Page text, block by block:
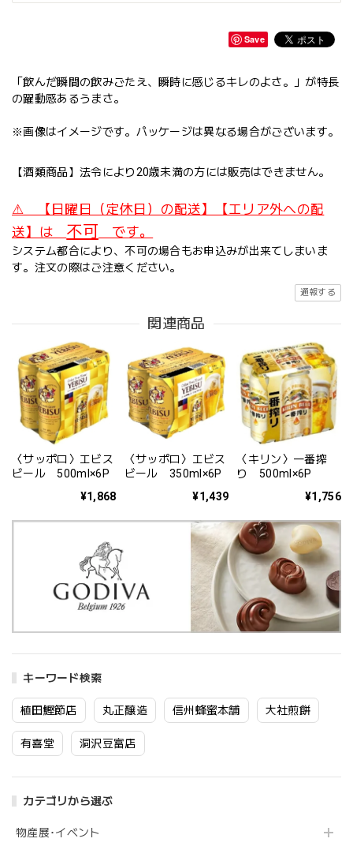
キーワード検索
植田鰹節店 丸正醸造 信州蜂蜜本舗 大社煎餅
有喜堂 洞沢豆富店
カテゴリから選ぶ
物産展･イベント
Save
「飲んだ瞬間の飲みごたえ、瞬時に感じるキレのよさ。」が特長
の躍動感あるうまさ。
※画像はイメージです。パッケージは異なる場合がございます。
【酒類商品】法令により20歳未満の方には販売はできません。
⚠ 【日曜日（定休日）の配送】【エリア外への配
送】は 不可 です。
システム都合により、不可の場合もお申込みが出来てしまいま
す。注文の際はご注意ください。
通報する
関連商品
〈サッポロ〉エビス
ビール 500ml×6P
¥1,868
〈サッポロ〉エビス
ビール 350ml×6P
¥1,439
〈キリン〉一番搾
り 500ml×6P
¥1,756